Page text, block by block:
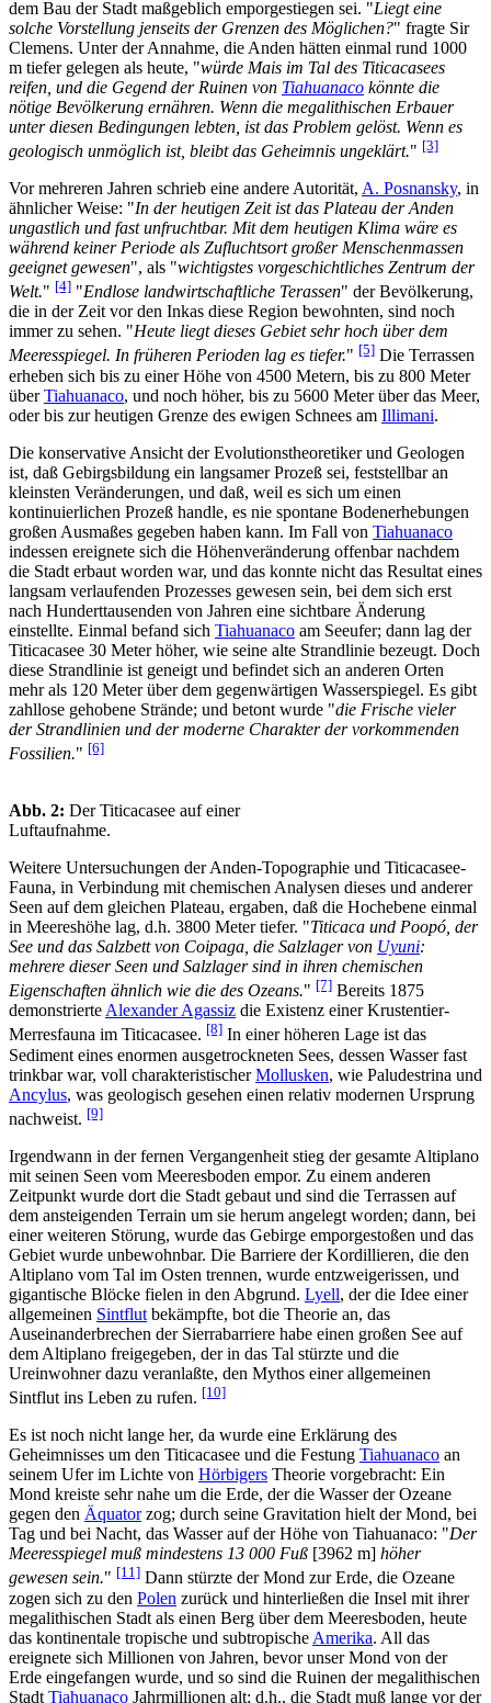
dem Bau der Stadt maßgeblich emporgestiegen sei. "Liegt eine
solche Vorstellung jenseits der Grenzen des Möglichen?" fragte Sir
Clemens. Unter der Annahme, die Anden hätten einmal rund 1000
m tiefer gelegen als heute, "würde Mais im Tal des Titicacasees
reifen, und die Gegend der Ruinen von Tiahuanaco könnte die
nötige Bevölkerung ernähren. Wenn die megalithischen Erbauer
unter diesen Bedingungen lebten, ist das Problem gelöst. Wenn es
geologisch unmöglich ist, bleibt das Geheimnis ungeklärt." [3]
Vor mehreren Jahren schrieb eine andere Autorität, A. Posnansky, in
ähnlicher Weise: "In der heutigen Zeit ist das Plateau der Anden
ungastlich und fast unfruchtbar. Mit dem heutigen Klima wäre es
während keiner Periode als Zufluchtsort großer Menschenmassen
geeignet gewesen", als "wichtigstes vorgeschichtliches Zentrum der
Welt." [4] "Endlose landwirtschaftliche Terassen" der Bevölkerung,
die in der Zeit vor den Inkas diese Region bewohnten, sind noch
immer zu sehen. "Heute liegt dieses Gebiet sehr hoch über dem
Meeresspiegel. In früheren Perioden lag es tiefer." [5] Die Terrassen
erheben sich bis zu einer Höhe von 4500 Metern, bis zu 800 Meter
überTiahuanaco, und noch höher, bis zu 5600 Meter über das Meer,
oder bis zur heutigen Grenze des ewigen Schnees am Illimani.
Die konservative Ansicht der Evolutionstheoretiker und Geologen
ist, daß Gebirgsbildung ein langsamer Prozeß sei, feststellbar an
kleinsten Veränderungen, und daß, weil es sich um einen
kontinuierlichen Prozeß handle, es nie spontane Bodenerhebungen
großen Ausmaßes gegeben haben kann. Im Fall von Tiahuanaco
indessen ereignete sich die Höhenveränderung offenbar nachdem
die Stadt erbaut worden war, und das konnte nicht das Resultat eines
langsam verlaufenden Prozesses gewesen sein, bei dem sich erst
nach Hunderttausenden von Jahren eine sichtbare Änderung
einstellte. Einmal befand sich Tiahuanaco am Seeufer; dann lag der
Titicacasee 30 Meter höher, wie seine alte Strandlinie bezeugt. Doch
diese Strandlinie ist geneigt und befindet sich an anderen Orten
mehr als 120 Meter über dem gegenwärtigen Wasserspiegel. Es gibt
zahllose gehobene Strände; und betont wurde "die Frische vieler
der Strandlinien und der moderne Charakter der vorkommenden
Fossilien." [6]
Abb. 2: Der Titicacasee auf einer
Luftaufnahme.
Weitere Untersuchungen der Anden-Topographie und Titicacasee-
Fauna, in Verbindung mit chemischen Analysen dieses und anderer
Seen auf dem gleichen Plateau, ergaben, daß die Hochebene einmal
in Meereshöhe lag, d.h. 3800 Meter tiefer. "Titicaca und Poopó, der
See und das Salzbett von Coipaga, die Salzlager von Uyuni:
mehrere dieser Seen und Salzlager sind in ihren chemischen
Eigenschaften ähnlich wie die des Ozeans." [7] Bereits 1875
demonstrierte Alexander Agassiz die Existenz einer Krustentier-
Merresfauna im Titicacasee. [8] In einer höheren Lage ist das
Sediment eines enormen ausgetrockneten Sees, dessen Wasser fast
trinkbar war, voll charakteristischerMollusken, wie Paludestrina und
Ancylus, was geologisch gesehen einen relativ modernen Ursprung
nachweist. [9]
Irgendwann in der fernen Vergangenheit stieg der gesamte Altiplano
mit seinen Seen vom Meeresboden empor. Zu einem anderen
Zeitpunkt wurde dort die Stadt gebaut und sind die Terrassen auf
dem ansteigenden Terrain um sie herum angelegt worden; dann, bei
einer weiteren Störung, wurde das Gebirge emporgestoßen und das
Gebiet wurde unbewohnbar. Die Barriere der Kordillieren, die den
Altiplano vom Tal im Osten trennen, wurde entzweigerissen, und
gigantische Blöcke fielen in den Abgrund. Lyell, der die Idee einer
allgemeinen Sintflut bekämpfte, bot die Theorie an, das
Auseinanderbrechen der Sierrabarriere habe einen großen See auf
dem Altiplano freigegeben, der in das Tal stürzte und die
Ureinwohner dazu veranlaßte, den Mythos einer allgemeinen
Sintflut ins Leben zu rufen. [10]
Es ist noch nicht lange her, da wurde eine Erklärung des
Geheimnisses um den Titicacasee und die Festung Tiahuanaco an
seinem Ufer im Lichte von Hörbigers Theorie vorgebracht: Ein
Mond kreiste sehr nahe um die Erde, der die Wasser der Ozeane
gegen den Äquatorzog; durch seine Gravitation hielt der Mond, bei
Tag und bei Nacht, das Wasser auf der Höhe von Tiahuanaco: "Der
Meeresspiegel muß mindestens 13 000 Fuß [3962 m] höher
gewesen sein." [11] Dann stürzte der Mond zur Erde, die Ozeane
zogen sich zu den Polen zurück und hinterließen die Insel mit ihrer
megalithischen Stadt als einen Berg über dem Meeresboden, heute
das kontinentale tropische und subtropische Amerika. All das
ereignete sich Millionen von Jahren, bevor unser Mond von der
Erde eingefangen wurde, und so sind die Ruinen der megalithischen
Stadt Tiahuanaco Jahrmillionen alt; d.h., die Stadt muß lange vor der